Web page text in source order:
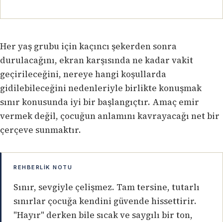
Her yaş grubu için kaçıncı şekerden sonra
durulacağını, ekran karşısında ne kadar vakit
geçirileceğini, nereye hangi koşullarda
gidilebileceğini nedenleriyle birlikte konuşmak
sınır konusunda iyi bir başlangıçtır. Amaç emir
vermek değil, çocuğun anlamını kavrayacağı net bir
çerçeve sunmaktır.
REHBERLIK NOTU
Sınır, sevgiyle çelişmez. Tam tersine, tutarlı
sınırlar çocuğa kendini güvende hissettirir.
"Hayır" derken bile sıcak ve saygılı bir ton,